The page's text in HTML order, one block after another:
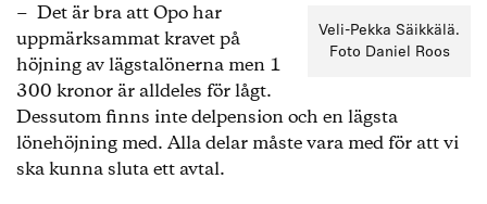
Veli-Pekka Säikkälä.
Foto Daniel Roos
− Det är bra att Opo har
uppmärksammat kravet på
höjning av lägstalönerna men 1
300 kronor är alldeles för lågt.
Dessutom finns inte delpension och en lägsta
lönehöjning med. Alla delar måste vara med för att vi
ska kunna sluta ett avtal.